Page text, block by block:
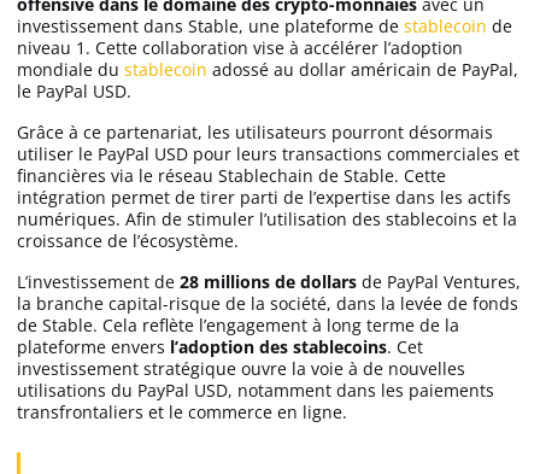
investissement dans Stable, une plateforme de stablecoin de
niveau 1. Cette collaboration vise à accélérer l’adoption
mondiale du stablecoin adossé au dollar américain de PayPal,
le PayPal USD.
Grâce à ce partenariat, les utilisateurs pourront désormais
utiliser le PayPal USD pour leurs transactions commerciales et
financières via le réseau Stablechain de Stable. Cette
intégration permet de tirer parti de l’expertise dans les actifs
numériques. Afin de stimuler l’utilisation des stablecoins et la
croissance de l’écosystème.
L’investissement de 28 millions de dollars de PayPal Ventures,
la branche capital-risque de la société, dans la levée de fonds
de Stable. Cela reflète l’engagement à long terme de la
plateforme envers l’adoption des stablecoins. Cet
investissement stratégique ouvre la voie à de nouvelles
utilisations du PayPal USD, notamment dans les paiements
transfrontaliers et le commerce en ligne.